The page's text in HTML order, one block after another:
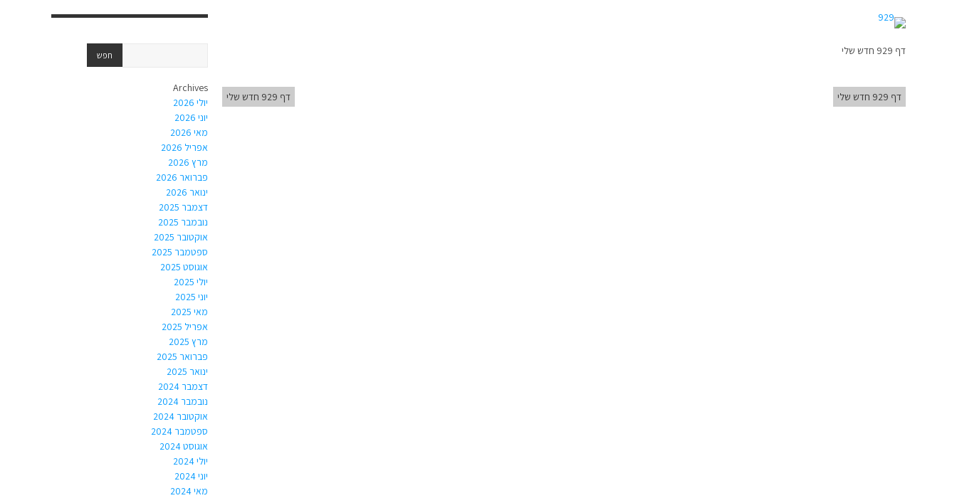
דף 929 חדש שלי
דף 929 חדש שלי דף 929 חדש שלי
Archives
יולי 2026
יוני 2026
מאי 2026
אפריל 2026
מרץ 2026
פברואר 2026
ינואר 2026
דצמבר 2025
נובמבר 2025
אוקטובר 2025
ספטמבר 2025
אוגוסט 2025
יולי 2025
יוני 2025
מאי 2025
אפריל 2025
מרץ 2025
פברואר 2025
ינואר 2025
דצמבר 2024
נובמבר 2024
אוקטובר 2024
ספטמבר 2024
אוגוסט 2024
יולי 2024
יוני 2024
מאי 2024